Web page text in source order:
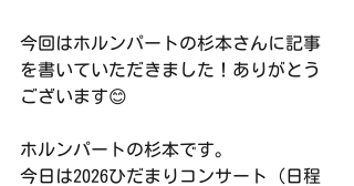
今回はホルンパートの杉本さんに記事
を書いていただきました！ありがとう
ございます😊
ホルンパートの杉本です。
今日は2026ひだまりコンサート（日程